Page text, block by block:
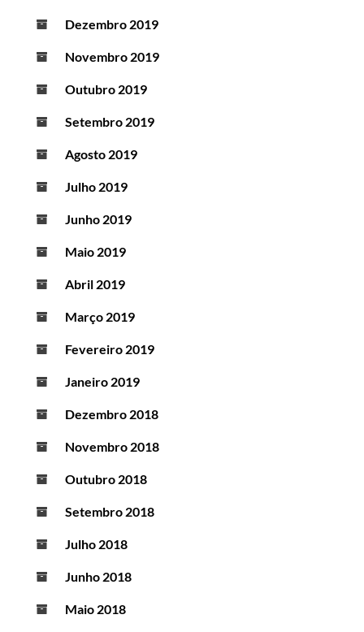
Dezembro 2019
Novembro 2019
Outubro 2019
Setembro 2019
Agosto 2019
Julho 2019
Junho 2019
Maio 2019
Abril 2019
Março 2019
Fevereiro 2019
Janeiro 2019
Dezembro 2018
Novembro 2018
Outubro 2018
Setembro 2018
Julho 2018
Junho 2018
Maio 2018